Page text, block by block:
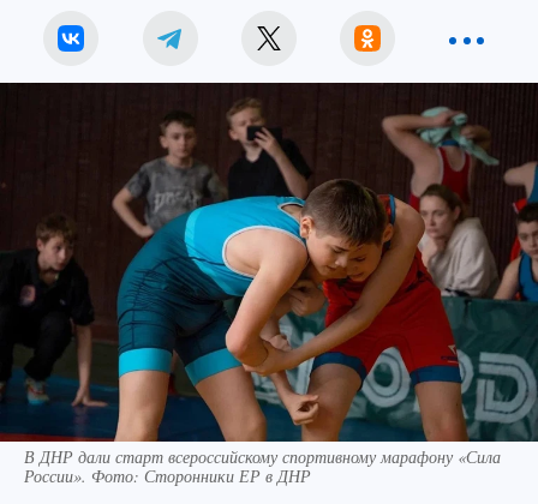
В ДНР дали старт всероссийскому спортивному марафону «Сила
России». Фото: Сторонники ЕР в ДНР